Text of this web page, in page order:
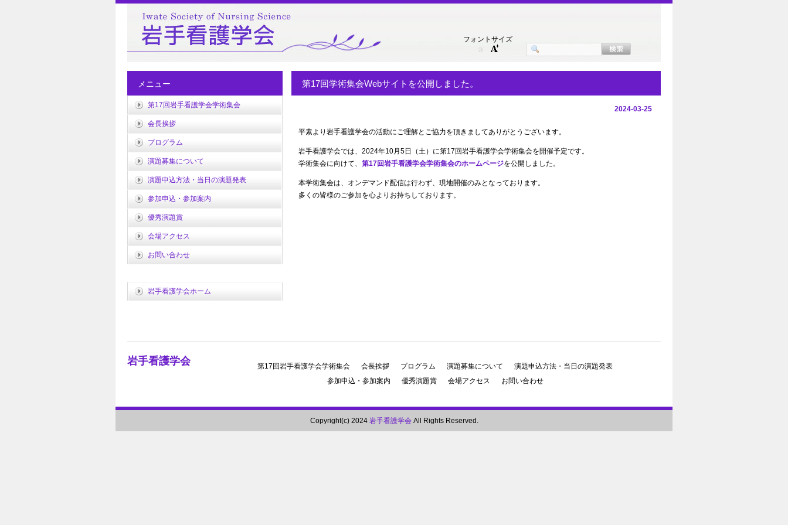
フォントサイズ
第17回学術集会Webサイトを公開しました。
2024-03-25
平素より岩手看護学会の活動にご理解とご協力を頂きましてありがとうございます。
岩手看護学会では、2024年10月5日（土）に第17回岩手看護学会学術集会を開催予定です。
学術集会に向けて、 第17回岩手看護学会学術集会のホームページを公開しました。
本学術集会は、オンデマンド配信は行わず、現地開催のみとなっております。
多くの皆様のご参加を心よりお持ちしております。
メニュー
第17回岩手看護学会学術集会
会長挨拶
プログラム
演題募集について
演題申込方法・当日の演題発表
参加申込・参加案内
優秀演題賞
会場アクセス
お問い合わせ
岩手看護学会ホーム
岩手看護学会 第17回岩手看護学会学術集会 会長挨拶 プログラム 演題募集について
演題申込方法・当日の演題発表
参加申込・参加案内
優秀演題賞 会場アクセス お問い合わせ
Copyright(c) 2024 岩手看護学会All Rights Reserved.